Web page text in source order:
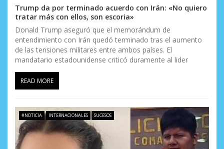
Trump da por terminado acuerdo con Irán: «No quiero
tratar más con ellos, son escoria»
Donald Trump aseguró que el memorándum de
entendimiento con Irán quedó terminado tras el aumento
de las tensiones militares entre ambos países. El
mandatario estadounidense criticó duramente al lider
READ MORE
#NOTICIA INTERNACIONALES SUCESOS